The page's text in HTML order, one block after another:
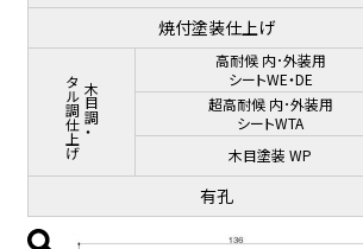
焼付塗装仕上げ
木目調・
メタル調仕上げ
高耐候 内･外装用
シートWE・DE
超高耐候 内･外装用
シートWTA
木目塗装 WP
有孔